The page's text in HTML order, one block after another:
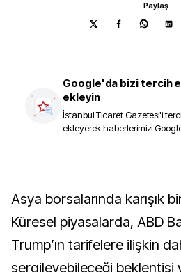
Paylaş
Google'da bizi tercih
ekleyin
İstanbul Ticaret Gazetesi'i
ekleyerek haberlerimizi
Asya borsalarında karışık bir seyir izleniyor.
Küresel piyasalarda, ABD
Trump’ın tarifelere ilişkin
sergileyebileceği beklentisi